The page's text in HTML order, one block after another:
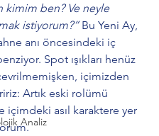
Analiz
kimim ben? Ve neyle
istiyorum?” Bu Yeni Ay,
anı öncesindeki iç
Spot ışıkları henüz
içimizden
Artık eski rolümü
içimdeki asıl karaktere yer